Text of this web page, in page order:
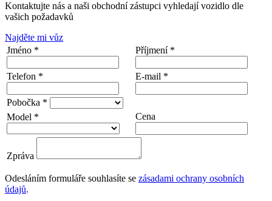
Kontaktujte nás a naši obchodní zástupci vyhledají vozidlo dle
vašich požadavků
Najděte mi vůz
Jméno *
Příjmení *
Telefon * E-mail *
Pobočka *
Model *
Cena
Zpráva
Odesláním formuláře souhlasíte se zásadami ochrany osobních
údajů.